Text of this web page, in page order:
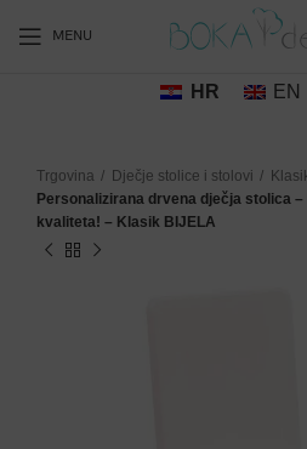
MENU
HR EN
Trgovina Dječje stolice i stolovi
Personalizirana drvena dječja stolica
kvaliteta! – Klasik BIJELA